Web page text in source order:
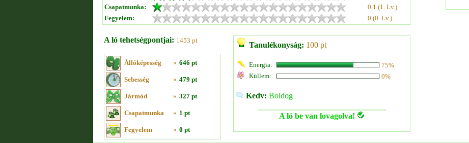
Csapatmunka:
0.1 (1. Lv.)
Fegyelem:
0 (0. Lv.)
A ló tehetségpontjai: 1453 pt
Állóképesség » 646 pt
Sebesség » 479 pt
Jármód » 327 pt
Csapatmunka » 1 pt
Fegyelem » 0 pt
Tanulékonyság: 100 pt
Energia:
75%
Küllem:
0%
Kedv: Boldog
A ló be van lovagolva!